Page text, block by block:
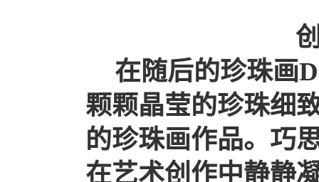
在随后的珍珠画
颗颗晶莹的珍珠细
的珍珠画作品。巧
在艺术创作中静静